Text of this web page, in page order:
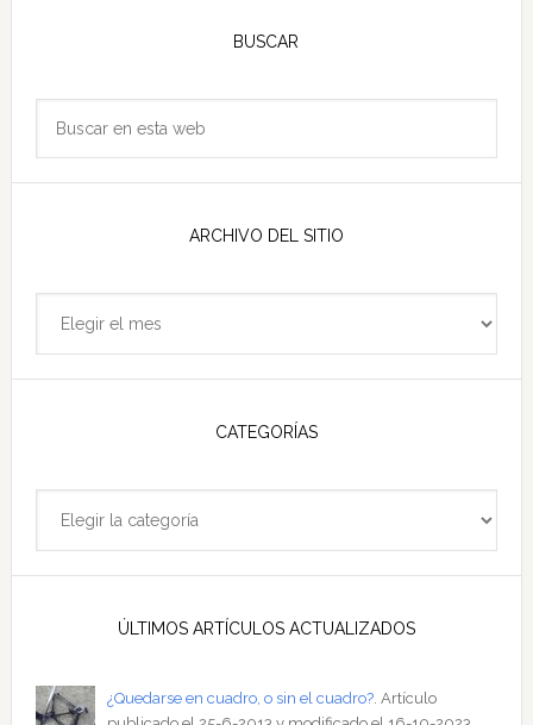
principal
BUSCAR
ARCHIVO DEL SITIO
CATEGORÍAS
ÚLTIMOS ARTÍCULOS ACTUALIZADOS
¿Quedarse en cuadro, o sin el cuadro?. Artículo